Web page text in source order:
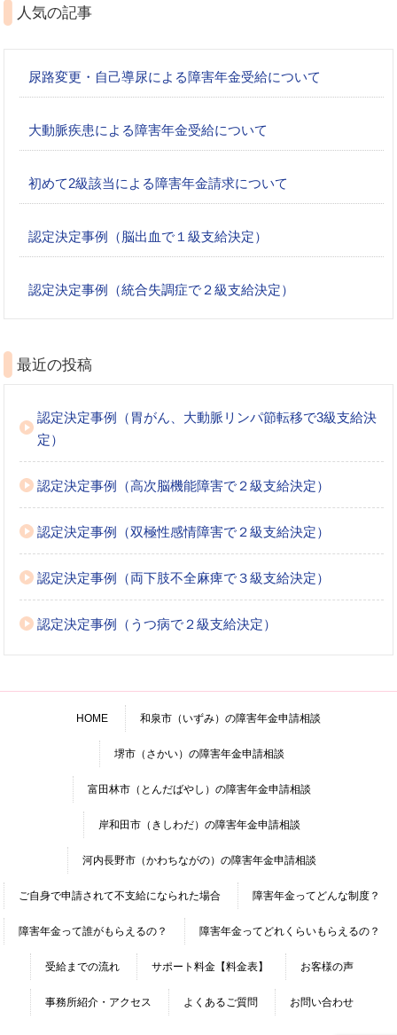
人気の記事
尿路変更・自己導尿による障害年金受給について
大動脈疾患による障害年金受給について
初めて2級該当による障害年金請求について
認定決定事例（脳出血で１級支給決定）
認定決定事例（統合失調症で２級支給決定）
最近の投稿
認定決定事例（胃がん、大動脈リンパ節転移で3級支給決
定）
認定決定事例（高次脳機能障害で２級支給決定）
認定決定事例（双極性感情障害で２級支給決定）
認定決定事例（両下肢不全麻痺で３級支給決定）
認定決定事例（うつ病で２級支給決定）
HOME 和泉市（いずみ）の障害年金申請相談
堺市（さかい）の障害年金申請相談
富田林市（とんだばやし）の障害年金申請相談
岸和田市（きしわだ）の障害年金申請相談
河内長野市（かわちながの）の障害年金申請相談
ご自身で申請されて不支給になられた場合 障害年金ってどんな制度？
障害年金って誰がもらえるの？ 障害年金ってどれくらいもらえるの？
受給までの流れ サポート料金【料金表】 お客様の声
事務所紹介・アクセス よくあるご質問 お問い合わせ